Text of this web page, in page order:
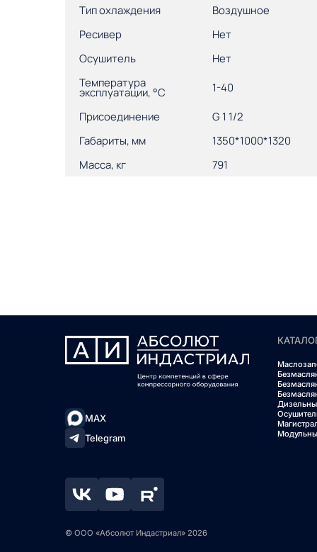
Тип охлаждения
Воздушное
Ресивер
Нет
Осушитель
Нет
Температура
эксплуатации, °С 1-40
Присоединение
G 1 1/2
Габариты, мм
1350*1000*1320
Масса, кг
791
MAX
Telegram
© ООО «Абсолют Индастриал» 2026